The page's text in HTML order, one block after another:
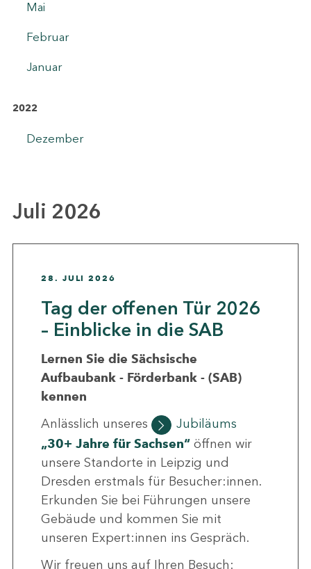
Mai
Februar
Januar
2022
Dezember
Juli 2026
28. JULI 2026
Tag der offenen Tür 2026
– Einblicke in die SAB
Lernen Sie die Sächsische
Aufbaubank - Förderbank - (SAB)
kennen
Anlässlich unseres
Jubiläums
„30+ Jahre für Sachsen“öffnen wir
unsere Standorte in Leipzig und
Dresden erstmals für Besucher:innen.
Erkunden Sie bei Führungen unsere
Gebäude und kommen Sie mit
unseren Expert:innen ins Gespräch.
Wir freuen uns auf Ihren Besuch: